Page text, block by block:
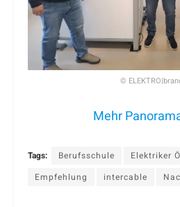
©
Mehr
Tags: Berufsschule
Elektriker
Empfehlung
intercable